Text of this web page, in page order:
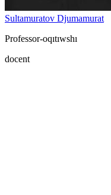
Sultamuratov Djumamurat
Professor-oqıtıwshı
docent